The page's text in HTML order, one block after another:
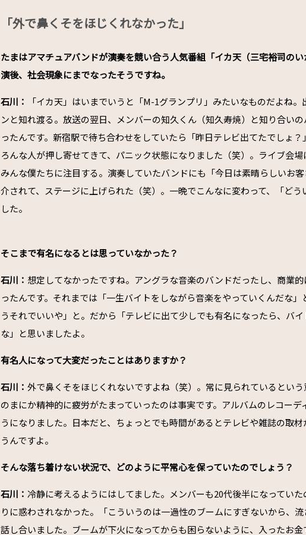
「外で鼻くそをほじくれなかった」
――たまはアマチュアバンドが演奏を競い合う人気番組「イカ天（三宅裕司の
演後、社会現象にまでなったそうですね。
石川：
「イカ天」はいまでいうと「M-1グランプリ」みたいなものだよね
ンと知れ渡る。放送の翌日、メンバーの知久くん（知久寿焼）と知り合い
ったんです。新宿駅で待ち合わせをしていたら「昨日テレビ出てたでしょ
ろんな人が押し寄せてきて、パニック状態になりました（笑）。ライブ会
みんな僕たちに注目する。演奏していたバンドにも「今日は素晴らしいお
介されて、ステージに上げられた（笑）。一晩でこんなに変わって、「どう
した。
――そこまで有名になるとは思っていなかった？
石川： 想定してなかったですね。アングラな音楽のバンドだったし、商業
ったんです。それまでは「一生バイトをしながら音楽をやっていくんだな」
うそれでいいや」と。だから「テレビに出て少しでも有名になったら、バ
な」と思いましたよ。
――有名人になって大変だったことはありますか？
石川： 外で鼻くそをほじくれないですよね（笑）。常に見られているとい
のまにか精神的に疲労がたまっていったのは事実です。アルバムのレコーデ
うになりました。日本だと、ちょっとでも時間があるとテレビや雑誌の取
うんですよ。
――そんな落ち着けない状況で、どのように平常心を保っていたのでしょう？
石川： 冷静に考えるようにはしてました。メンバーも20代後半になってい
りに惑わされなかった。「こういうのは一過性のブームにすぎないから、
話し合いました。ブームが下火になってからも困らないように、入ったお